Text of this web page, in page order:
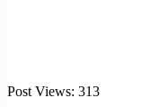
Post Views: 313